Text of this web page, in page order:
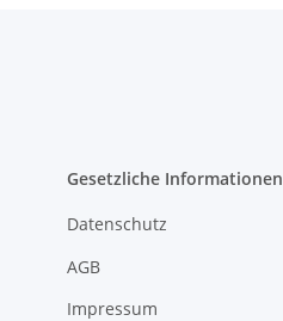
Gesetzliche Informationen
Datenschutz
AGB
Impressum